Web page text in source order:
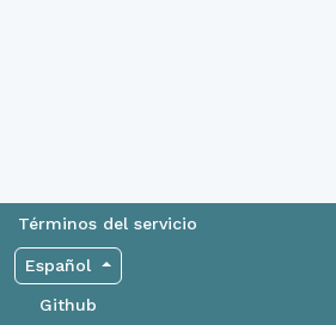
Términos del servicio
Español
Github